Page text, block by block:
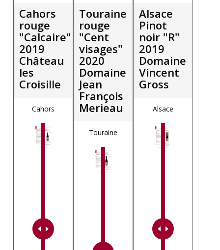
Cahors
rouge
"Calcaire"
2019
Château
les
Croisille
Cahors
Touraine
rouge
"Cent
visages"
2020
Domaine
Jean
François
Merieau
Touraine
Alsace
Pinot
noir "R"
2019
Domaine
Vincent
Gross
Alsace